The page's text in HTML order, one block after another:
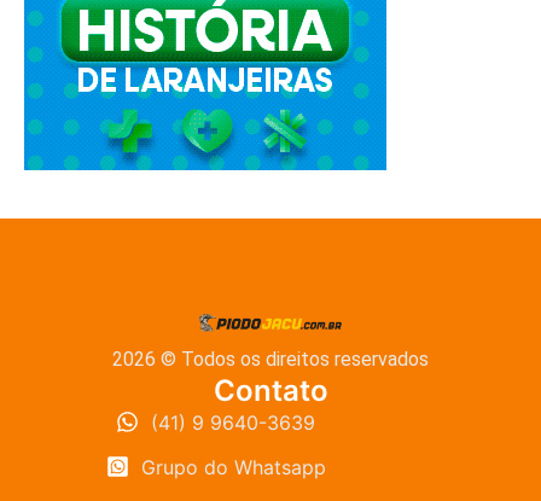
2026 © Todos os direitos reservados
Contato
(41) 9 9640-3639
Grupo do Whatsapp